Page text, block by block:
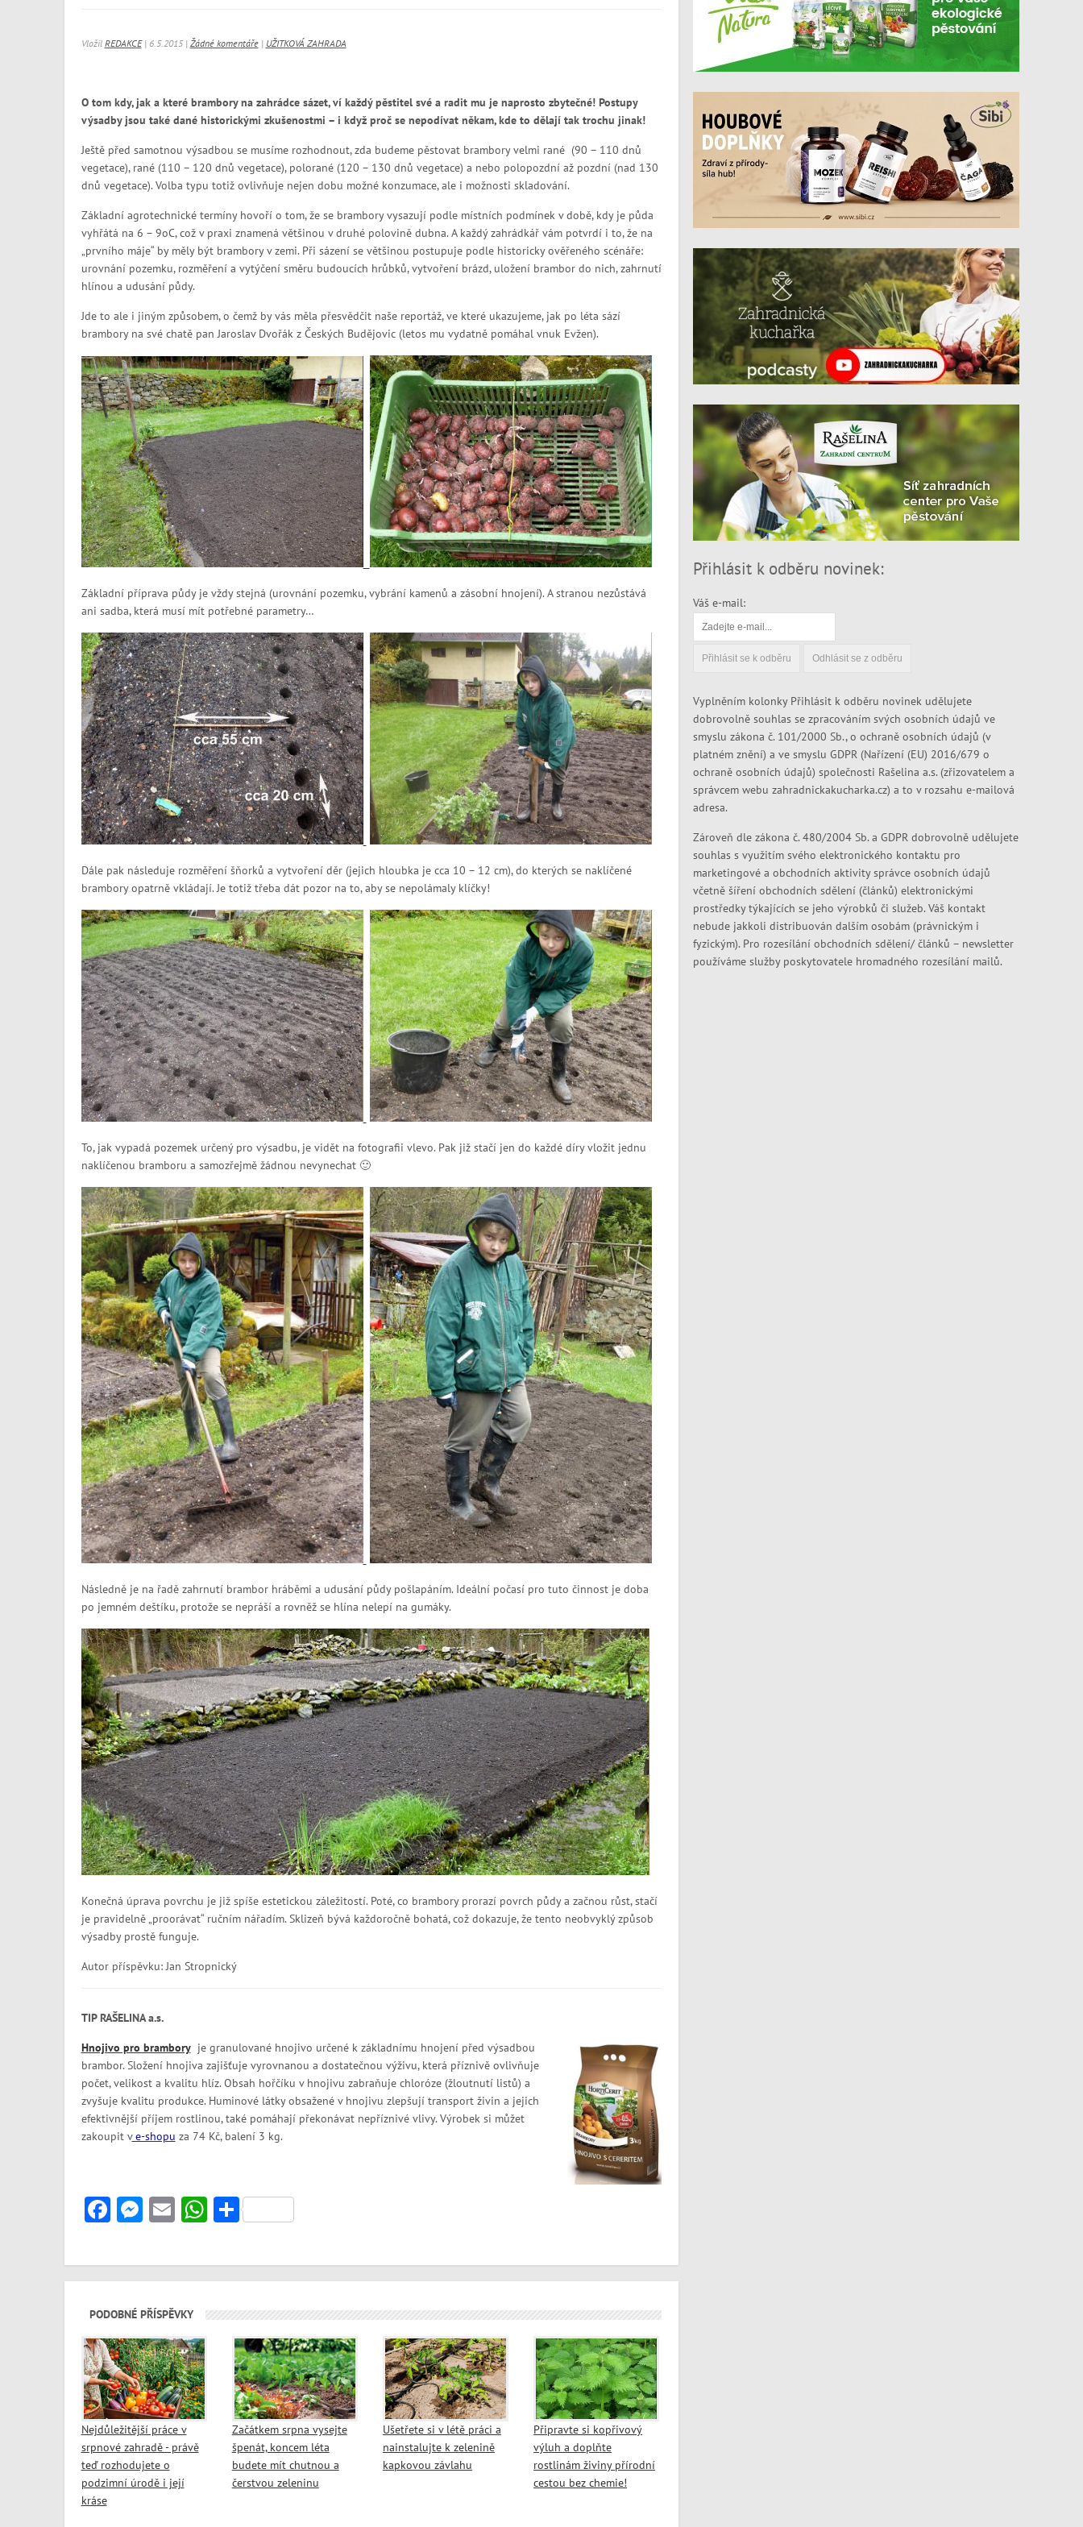
Vložil REDAKCE| 6.5.2015 | Žádné komentáře| UŽITKOVÁ ZAHRADA
O tom kdy, jak a které brambory na zahrádce sázet, ví každý pěstitel své a radit mu je naprosto zbytečné! Postupy
výsadby jsou také dané historickými zkušenostmi – i když proč se nepodívat někam, kde to dělají tak trochu jinak!
Ještě před samotnou výsadbou se musíme rozhodnout, zda budeme pěstovat brambory velmi rané (90 – 110 dnů
vegetace), rané (110 – 120 dnů vegetace), polorané (120 – 130 dnů vegetace) a nebo polopozdní až pozdní (nad 130
dnů vegetace). Volba typu totiž ovlivňuje nejen dobu možné konzumace, ale i možnosti skladování.
Základní agrotechnické termíny hovoří o tom, že se brambory vysazují podle místních podmínek v době, kdy je půda
vyhřátá na 6 – 9oC, což v praxi znamená většinou v druhé polovině dubna. A každý zahrádkář vám potvrdí i to, že na
„prvního máje“ by měly být brambory v zemi. Při sázení se většinou postupuje podle historicky ověřeného scénáře:
urovnání pozemku, rozměření a vytýčení směru budoucích hrůbků, vytvoření brázd, uložení brambor do nich, zahrnutí
hlínou a udusání půdy.
Jde to ale i jiným způsobem, o čemž by vás měla přesvědčit naše reportáž, ve které ukazujeme, jak po léta sází
brambory na své chatě pan Jaroslav Dvořák z Českých Budějovic (letos mu vydatně pomáhal vnuk Evžen).
Základní příprava půdy je vždy stejná (urovnání pozemku, vybrání kamenů a zásobní hnojení). A stranou nezůstává
ani sadba, která musí mít potřebné parametry…
Dále pak následuje rozměření šňorků a vytvoření děr (jejich hloubka je cca 10 – 12 cm), do kterých se naklíčené
brambory opatrně vkládají. Je totiž třeba dát pozor na to, aby se nepolámaly klíčky!
To, jak vypadá pozemek určený pro výsadbu, je vidět na fotografii vlevo. Pak již stačí jen do každé díry vložit jednu
naklíčenou bramboru a samozřejmě žádnou nevynechat 🙂
Následně je na řadě zahrnutí brambor hráběmi a udusání půdy pošlapáním. Ideální počasí pro tuto činnost je doba
po jemném deštíku, protože se nepráší a rovněž se hlína nelepí na gumáky.
Konečná úprava povrchu je již spíše estetickou záležitostí. Poté, co brambory prorazí povrch půdy a začnou růst, stačí
je pravidelně „proorávat“ ručním nářadím. Sklizeň bývá každoročně bohatá, což dokazuje, že tento neobvyklý způsob
výsadby prostě funguje.
Autor příspěvku: Jan Stropnický
TIP RAŠELINA a.s.
Hnojivo pro bramboryje granulované hnojivo určené k základnímu hnojení před výsadbou
brambor. Složení hnojiva zajišťuje vyrovnanou a dostatečnou výživu, která příznivě ovlivňuje
počet, velikost a kvalitu hlíz. Obsah hořčíku v hnojivu zabraňuje chloróze (žloutnutí listů) a
zvyšuje kvalitu produkce. Huminové látky obsažené v hnojivu zlepšují transport živin a jejich
efektivnější příjem rostlinou, také pomáhají překonávat nepříznivé vlivy. Výrobek si můžet
zakoupit ve-shopu za 74 Kč, balení 3 kg.
Facebook
Messenger
EmailWhatsApp
Share
PODOBNÉ PŘÍSPĚVKY
Nejdůležitější práce v
srpnové zahradě - právě
teď rozhodujete o
podzimní úrodě i její
kráse
Začátkem srpna vysejte
špenát, koncem léta
budete mít chutnou a
čerstvou zeleninu
Ušetřete si v létě práci a
nainstalujte k zelenině
kapkovou závlahu
Připravte si kopřivový
výluh a doplňte
rostlinám živiny přírodní
cestou bez chemie!
Přihlásit k odběru novinek:
Váš e-mail:
Vyplněním kolonky Přihlásit k odběru novinek udělujete
dobrovolně souhlas se zpracováním svých osobních údajů ve
smyslu zákona č. 101/2000 Sb., o ochraně osobních údajů (v
platném znění) a ve smyslu GDPR (Nařízení (EU) 2016/679 o
ochraně osobních údajů) společnosti Rašelina a.s. (zřizovatelem a
správcem webu zahradnickakucharka.cz) a to v rozsahu e-mailová
adresa.
Zároveň dle zákona č. 480/2004 Sb. a GDPR dobrovolně udělujete
souhlas s využitím svého elektronického kontaktu pro
marketingové a obchodních aktivity správce osobních údajů
včetně šíření obchodních sdělení (článků) elektronickými
prostředky týkajících se jeho výrobků či služeb. Váš kontakt
nebude jakkoli distribuován dalším osobám (právnickým i
fyzickým). Pro rozesílání obchodních sdělení/ článků – newsletter
používáme služby poskytovatele hromadného rozesílání mailů.